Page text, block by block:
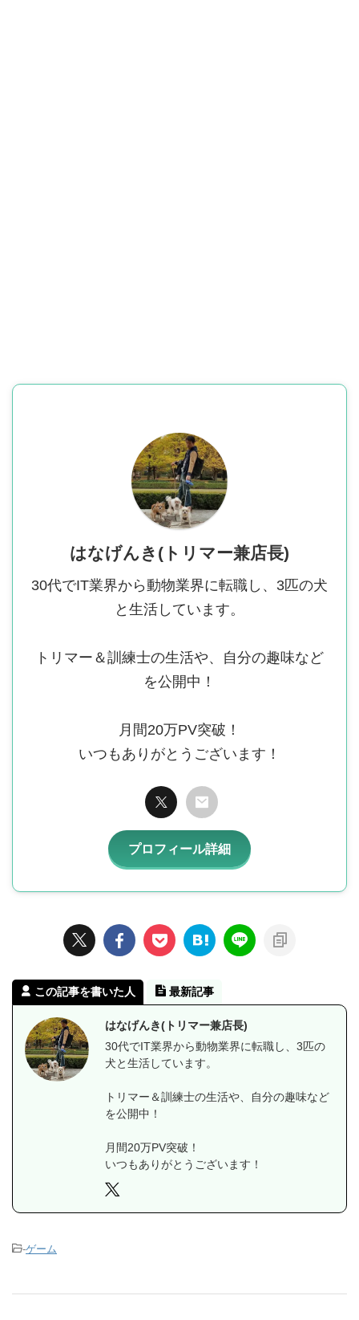
はなげんき(トリマー兼店長)
30代でIT業界から動物業界に転職し、3匹の犬
と生活しています。
トリマー＆訓練士の生活や、自分の趣味など
を公開中！
月間20万PV突破！
いつもありがとうございます！
プロフィール詳細
この記事を書いた人 最新記事
はなげんき(トリマー兼店長)
30代でIT業界から動物業界に転職し、3匹の
犬と生活しています。
トリマー＆訓練士の生活や、自分の趣味など
を公開中！
月間20万PV突破！
いつもありがとうございます！
-ゲーム